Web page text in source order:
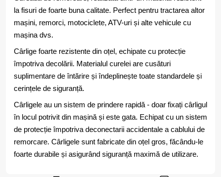
la fisuri de foarte buna calitate. Perfect pentru tractarea altor
mașini, remorci, motociclete, ATV-uri și alte vehicule cu
mașina dvs.
Cârlige foarte rezistente din oțel, echipate cu protecție
împotriva decolării. Materialul curelei are cusături
suplimentare de întărire și îndeplinește toate standardele și
cerințele de siguranță.
Cârligele au un sistem de prindere rapidă - doar fixați cârligul
în locul potrivit din mașină și este gata. Echipat cu un sistem
de protecție împotriva deconectarii accidentale a cablului de
remorcare. Cârligele sunt fabricate din oțel gros, făcându-le
foarte durabile și asigurând siguranță maximă de utilizare.